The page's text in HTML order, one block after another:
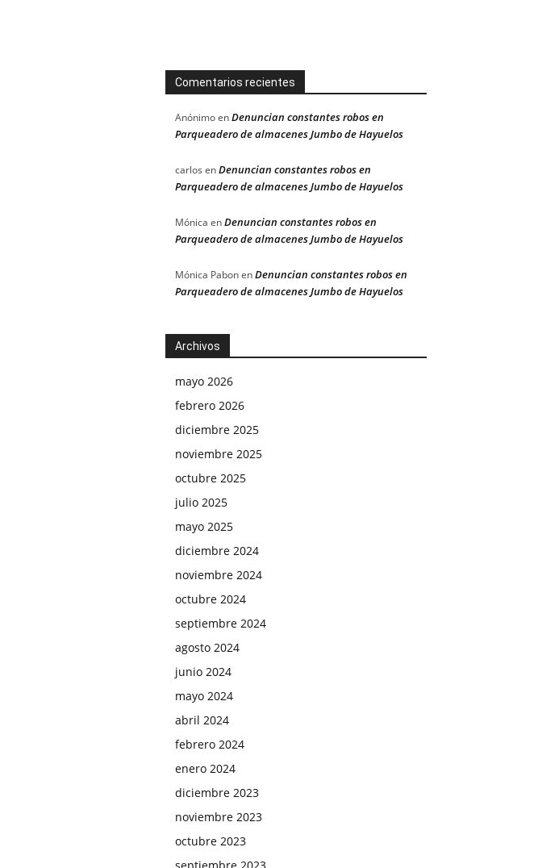
Comentarios recientes
AnónimoenDenuncian constantes robos en
Parqueadero de almacenes Jumbo de Hayuelos
carlos enDenuncian constantes robos en
Parqueadero de almacenes Jumbo de Hayuelos
Mónica enDenuncian constantes robos en
Parqueadero de almacenes Jumbo de Hayuelos
Mónica PabonenDenuncian constantes robos en
Parqueadero de almacenes Jumbo de Hayuelos
Archivos
mayo 2026
febrero 2026
diciembre 2025
noviembre 2025
octubre 2025
julio 2025
mayo 2025
diciembre 2024
noviembre 2024
octubre 2024
septiembre 2024
agosto 2024
junio 2024
mayo 2024
abril 2024
febrero 2024
enero 2024
diciembre 2023
noviembre 2023
octubre 2023